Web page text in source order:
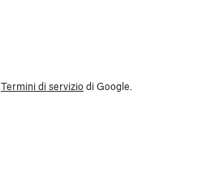
Termini di serviziodi Google.